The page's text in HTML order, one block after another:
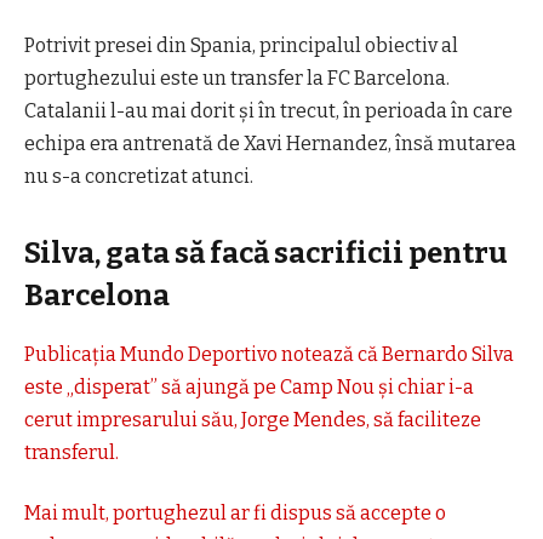
Potrivit presei din Spania, principalul obiectiv al
portughezului este un transfer la FC Barcelona.
Catalanii l-au mai dorit și în trecut, în perioada în care
echipa era antrenată de Xavi Hernandez, însă mutarea
nu s-a concretizat atunci.
Silva, gata să facă sacrificii pentru
Barcelona
Publicația Mundo Deportivo notează că Bernardo Silva
este „disperat” să ajungă pe Camp Nou și chiar i-a
cerut impresarului său, Jorge Mendes, să faciliteze
transferul.
Mai mult, portughezul ar fi dispus să accepte o